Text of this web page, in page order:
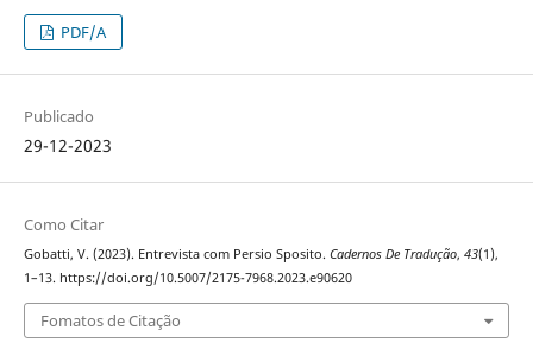
PDF/A
Publicado
29-12-2023
Como Citar
Gobatti, V. (2023). Entrevista com Persio Sposito. Cadernos De Tradução, 43(1),
1–13. https://doi.org/10.5007/2175-7968.2023.e90620
Fomatos de Citação